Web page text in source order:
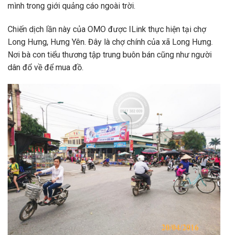
mình trong giới quảng cáo ngoài trời.
Chiến dịch lần này của OMO được ILink thực hiện tại chợ
Long Hưng, Hưng Yên. Đây là chợ chính của xã Long Hưng.
Nơi bà con tiểu thương tập trung buôn bán cũng như người
dân đổ về để mua đồ.